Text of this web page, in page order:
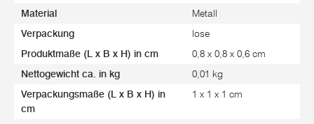
Material Metall
Verpackung lose
Produktmaße (L x B x H) in cm 0,8 x 0,8 x 0,6 cm
Nettogewicht ca. in kg 0,01 kg
Verpackungsmaße (L x B x H) in
cm
1 x 1 x 1 cm